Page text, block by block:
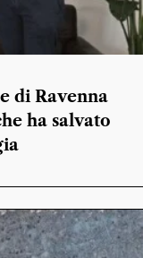
di Ravenna
ha salvato